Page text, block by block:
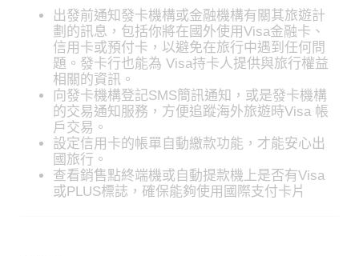
出發前通知發卡機構或金融機構有關其旅遊計
劃的訊息，包括你將在國外使用Visa金融卡、
信用卡或預付卡，以避免在旅行中遇到任何問
題。發卡行也能為 Visa持卡人提供與旅行權益
相關的資訊。
向發卡機構登記SMS簡訊通知，或是發卡機構
的交易通知服務，方便追蹤海外旅遊時Visa 帳
戶交易。
設定信用卡的帳單自動繳款功能，才能安心出
國旅行。
查看銷售點終端機或自動提款機上是否有Visa
或PLUS標誌，確保能夠使用國際支付卡片